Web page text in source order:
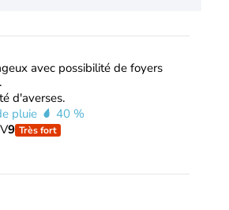
avec possibilité de foyers
d'averses.
pluie
40 %
9 Très fort